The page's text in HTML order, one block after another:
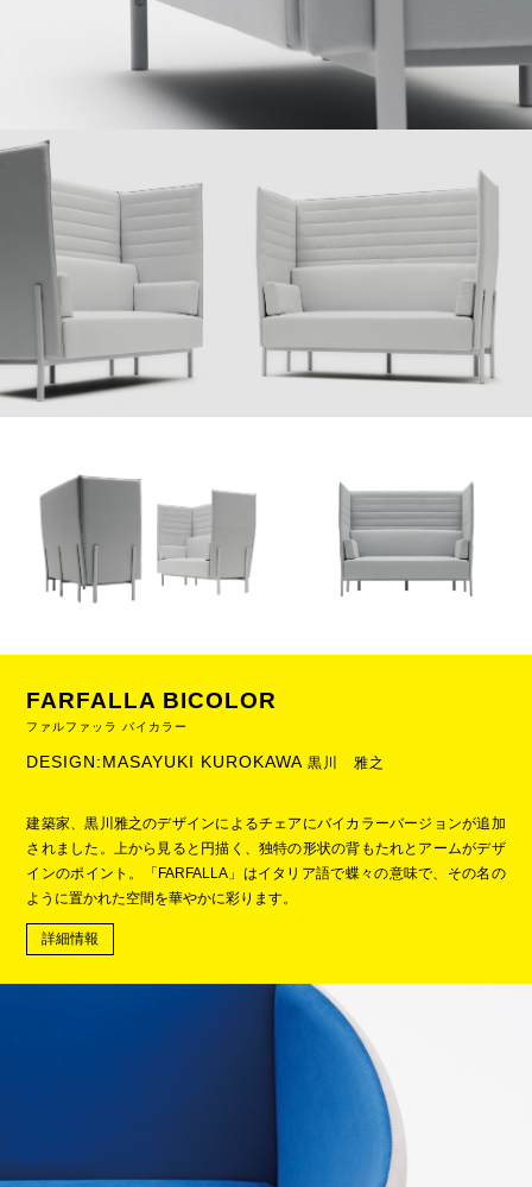
FARFALLA BICOLOR
ファルファッラ バイカラー
DESIGN:MASAYUKI KUROKAWA黒川 雅之
建築家、黒川雅之のデザインによるチェアにバイカラーバージョンが追加
されました。上から見ると円描く、独特の形状の背もたれとアームがデザ
インのポイント。「FARFALLA」はイタリア語で蝶々の意味で、その名の
ように置かれた空間を華やかに彩ります。
詳細情報